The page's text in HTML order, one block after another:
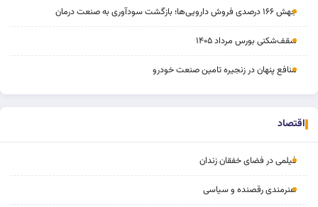
جهش ۱۶۶ درصدی فروش دارویی‌ها؛ بازگشت سودآوری به صنعت درمان
سقف‌شکنی بورس مرداد ۱۴۰۵
منافع پنهان در زنجیره تامین صنعت خودرو
اقتصاد
فیلمی در فضای خفقان‌ زندان
هنرمندی رقصنده و سیاسی